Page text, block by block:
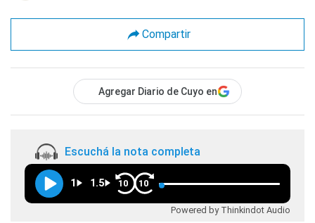
Compartir
Agregar Diario de Cuyo en
Escuchá la nota completa
1 1.5 10 10
Powered by Thinkindot Audio